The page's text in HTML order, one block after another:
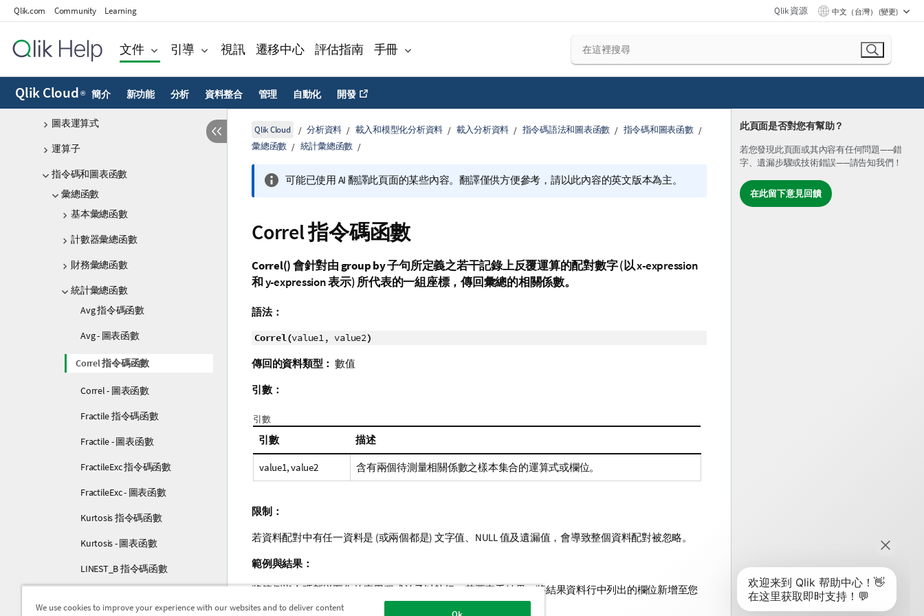
Qlik.com Community Learning Qlik 資源 中文（台灣） (變更)
文件 引導 視訊 遷移中心 評估指南 手冊
Qlik Cloud ® 簡介 新功能 分析 資料整合 管理 自動化 開發
指令碼語法概述
指令碼陳述式和關鍵字
指令碼運算式
圖表運算式
運算子
指令碼和圖表函數
彙總函數
基本彙總函數
計數器彙總函數
財務彙總函數
統計彙總函數
Avg 指令碼函數
Avg - 圖表函數
Correl 指令碼函數
Correl - 圖表函數
Fractile 指令碼函數
Fractile - 圖表函數
FractileExc 指令碼函數
FractileExc - 圖表函數
Kurtosis 指令碼函數
Kurtosis - 圖表函數
LINEST_B 指令碼函數
此頁面是否對您有幫助？
若您發現此頁面或其內容有任何問題——錯
字、遺漏步驟或技術錯誤——請告知我們！
在此留下意見回饋
Qlik Cloud 分析資料 載入和模型化分析資料 載入分析資料 指令碼語法和圖表函數
指令碼和圖表函數
彙總函數
統計彙總函數
可能已使用 AI 翻譯此頁面的某些內容。翻譯僅供方便參考，請以此內容的英文版本為主。
Correl 指令碼函數
Correl()會針對由group by子句所定義之若干記錄上反覆運算的配對數字 (以x-expression
和y-expression表示) 所代表的一組座標，傳回彙總的相關係數。
語法：
Correl(value1, value2)
傳回的資料類型： 數值
引數：
引數
引數 描述
value1,value2 含有兩個待測量相關係數之樣本集合的運算式或欄位。
限制：
若資料配對中有任一資料是 (或兩個都是) 文字值、 NULL值及遺漏值，會導致整個資料配對被忽略。
範例與結果：
將範例指令碼新增至您的應用程式並予以執行。若要查看結果，將結果資料行中列出的欄位新增至您
應用程式中的工作表。
We use cookies to improve your experience with our websites and to deliver content